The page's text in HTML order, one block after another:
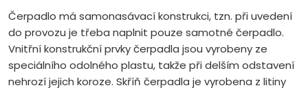
Čerpadlo má samonasávací konstrukci, tzn. při uvedení
do provozu je třeba naplnit pouze samotné čerpadlo.
Vnitřní konstrukční prvky čerpadla jsou vyrobeny ze
speciálního odolného plastu, takže při delším odstavení
nehrozí jejich koroze. Skříň čerpadla je vyrobena z litiny